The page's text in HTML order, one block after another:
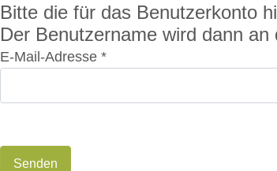
Bitte die für das Benutzerkonto
Der Benutzername wird dann
E-Mail-Adresse *
Senden